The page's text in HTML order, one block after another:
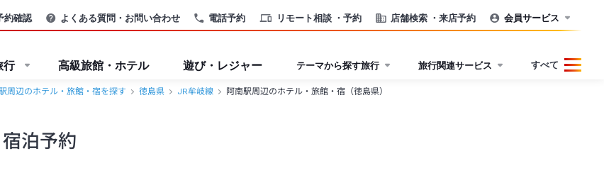
電話予約 リモート相談 ・予約 店舗検索 ・来店予約
約確認 よくある質問・お問い合わせ 会員サービス
行 高級旅館・ホテル 遊び・レジャー テーマから探す旅行 旅行関連サービス すべて
周辺のホテル・旅館・宿を探す 徳島県 JR牟岐線 阿南駅周辺のホテル・旅館・宿（徳島県）
泊予約